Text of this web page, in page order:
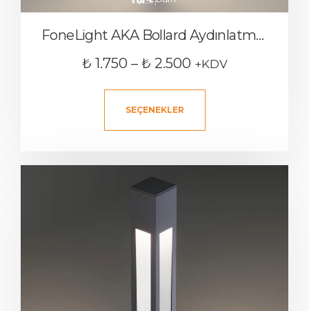
FoneLight AKA Bollard Aydınlatma Bahçe Aydınlatma Armatürü
₺ 1.750 – ₺ 2.500 +KDV
SEÇENEKLER